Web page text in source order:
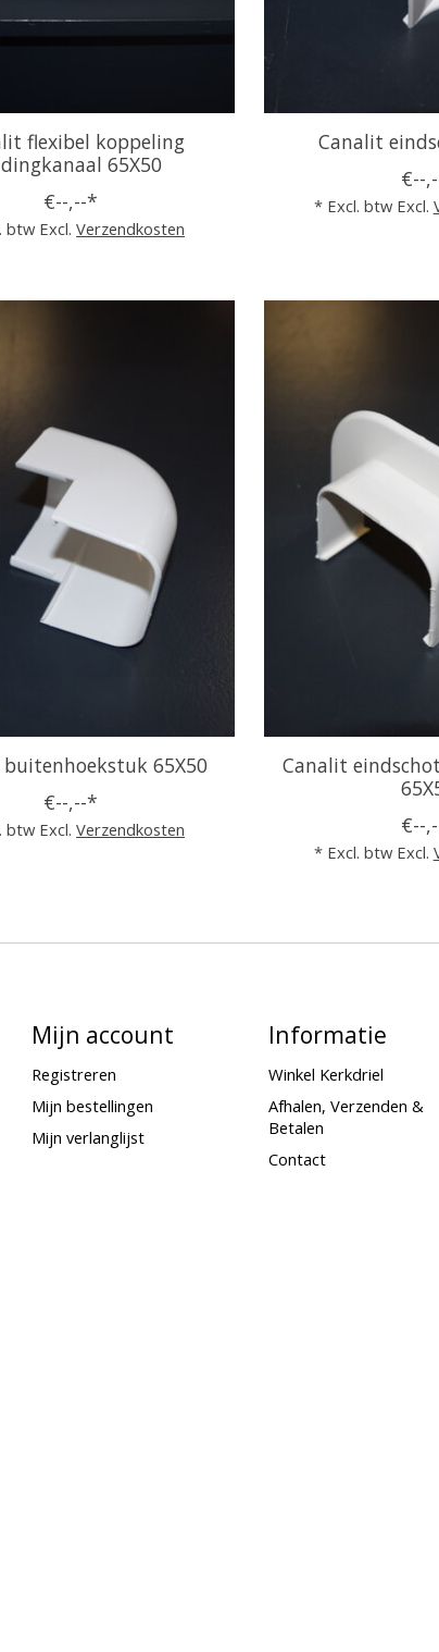
flexibel koppeling
65X50
€--,--*
btw Excl.Verzendkosten
Canalit
€--
* Excl. btw Excl.
65X50
€--,--*
btw Excl.Verzendkosten
Canalit
€--
* Excl. btw Excl.
Mijn account
Registreren
Mijn bestellingen
Mijn verlanglijst
Informatie
Winkel Kerkdriel
Afhalen, Verzenden &
Betalen
Contact